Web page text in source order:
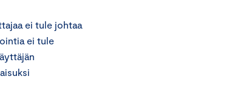
ei tule johtaa
ei tule